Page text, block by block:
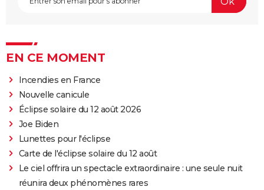
EN CE MOMENT
Incendies en France
Nouvelle canicule
Éclipse solaire du 12 août 2026
Joe Biden
Lunettes pour l'éclipse
Carte de l'éclipse solaire du 12 août
Le ciel offrira un spectacle extraordinaire : une seule nuit
réunira deux phénomènes rares